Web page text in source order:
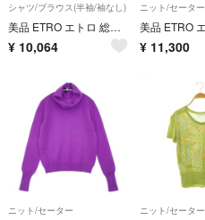
シャツ/ブラウス(半袖/袖なし)
美品 ETRO エトロ 総柄プリント ショートスリーブ シルクブラウス 46 ブラック系マルチカラー レディース 古着 中古 USED
¥ 10,064
ニット/セーター
¥ 11,300
ニット/セーター ニット/セーター